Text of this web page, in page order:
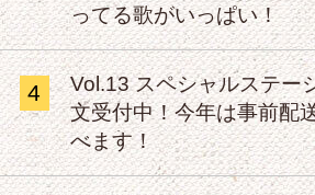
ってる歌がいっぱい！
4
Vol.13 スペシャルステー
文受付中！今年は事前配
べます！